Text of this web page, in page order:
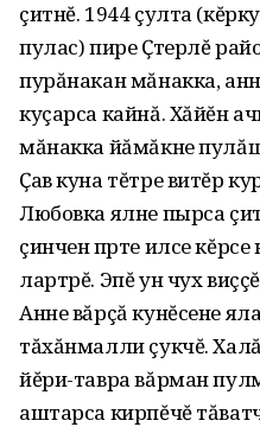
çитнĕ. 1944 çулта
пулас) пире Ҫтерлĕ
пурăнакан мăнакка,
куçарса кайнă. Хăйĕн
мăнакка йăмăкне
Ҫав куна тĕтре витĕр
Любовка ялне пырса
çинчен пӱрте илсе
лартрĕ. Эпĕ ун чух
Анне вăрçă кунĕсене
тăхăнмалли çукчĕ.
йĕри-тавра вăрман
аштарса кирпĕчĕ